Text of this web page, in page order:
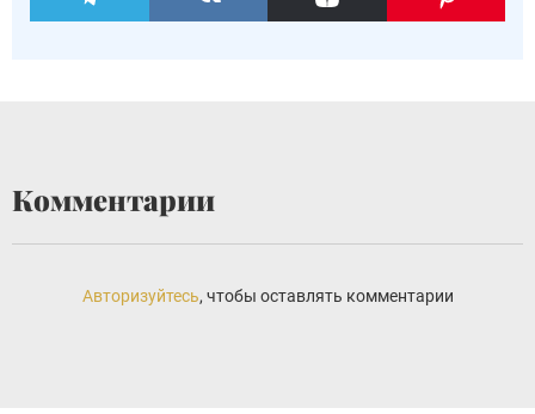
Комментарии
Авторизуйтесь, чтобы оставлять комментарии